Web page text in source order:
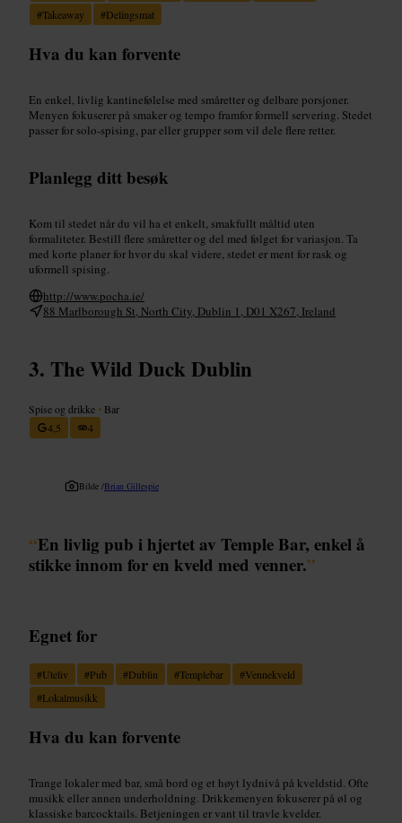
#Takeaway #Delingsmat
Hva du kan forvente
En enkel, livlig kantinefølelse med småretter og delbare porsjoner.
Menyen fokuserer på smaker og tempo framfor formell servering. Stedet
passer for solo-spising, par eller grupper som vil dele flere retter.
Planlegg ditt besøk
Kom til stedet når du vil ha et enkelt, smakfullt måltid uten
formaliteter. Bestill flere småretter og del med følget for variasjon. Ta
med korte planer for hvor du skal videre, stedet er ment for rask og
uformell spising.
http://www.pocha.ie/
88 Marlborough St, North City, Dublin 1, D01 X267, Ireland
The Wild Duck Dublin
Spise og drikke • Bar
4,5
4
Bilde /Brian Gillespie
“En livlig pub i hjertet av Temple Bar, enkel å
stikke innom for en kveld med venner.”
Egnet for
#Uteliv #Pub #Dublin #Templebar #Vennekveld
#Lokalmusikk
Hva du kan forvente
Trange lokaler med bar, små bord og et høyt lydnivå på kveldstid. Ofte
musikk eller annen underholdning. Drikkemenyen fokuserer på øl og
klassiske barcocktails. Betjeningen er vant til travle kvelder.